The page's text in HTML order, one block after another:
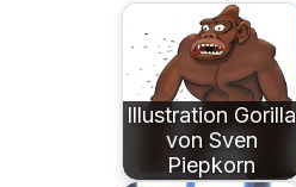
Illustration Gorilla
von Sven
Piepkorn